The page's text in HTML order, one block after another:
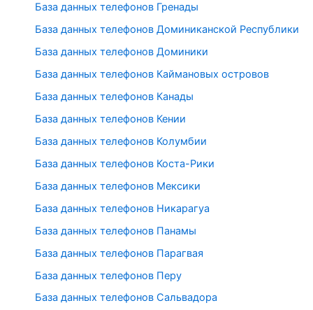
База данных телефонов Гренады
База данных телефонов Доминиканской Республики
База данных телефонов Доминики
База данных телефонов Каймановых островов
База данных телефонов Канады
База данных телефонов Кении
База данных телефонов Колумбии
База данных телефонов Коста-Рики
База данных телефонов Мексики
База данных телефонов Никарагуа
База данных телефонов Панамы
База данных телефонов Парагвая
База данных телефонов Перу
База данных телефонов Сальвадора